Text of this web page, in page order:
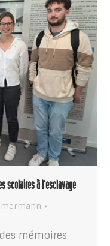
scolaires à l’esclavage
mémoires